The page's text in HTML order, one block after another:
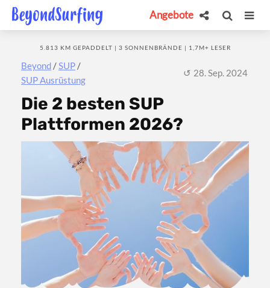
Angebote
Beyond /SUP /
SUP Ausrüstung
5.813 KM GEPADDELT | 3 SONNENBRÄNDE | 1,7M+ LESER
28. Sep. 2024
Die 2 besten SUP
Plattformen 2026?